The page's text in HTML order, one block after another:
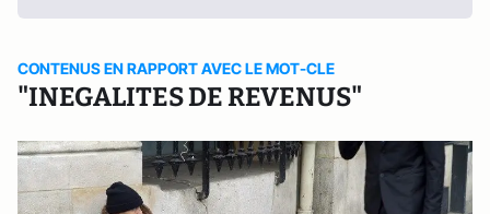
CONTENUS EN RAPPORT AVEC LE MOT-CLE
"INEGALITES DE REVENUS"